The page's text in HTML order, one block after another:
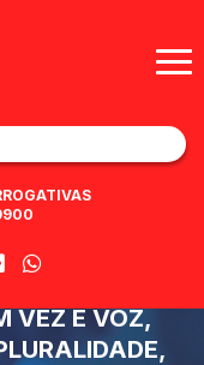
VEZ E VOZ,